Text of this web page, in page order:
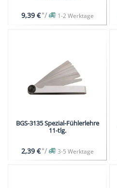
9,39 €*/ 1-2 Werktage
BGS-3135 Spezial-Fühlerlehre
11-tlg.
2,39 €*/ 3-5 Werktage